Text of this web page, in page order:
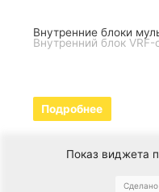
Внутренние блоки
Внутренний блок
Подробнее
Показ виджета
Сделано